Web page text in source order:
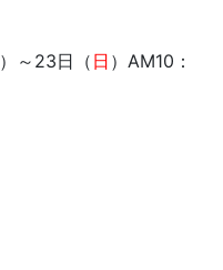
）～23日（ 日 ）AM10：